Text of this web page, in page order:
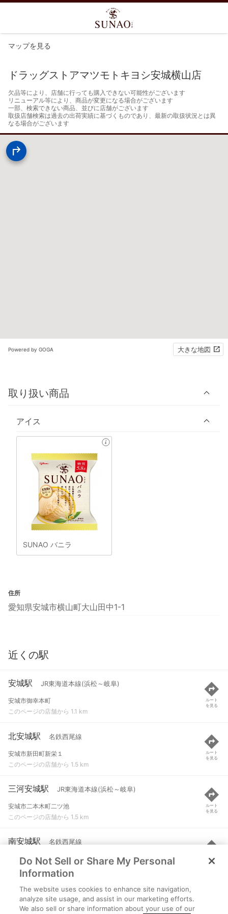
マップを見る
ドラッグストアマツモトキヨシ安城横山店
欠品等により、店舗に行っても購入できない可能性がございます
リニューアル等により、商品が変更になる場合がございます
一部、検索できない商品、並びに店舗がございます
取扱店舗検索は過去の出荷実績に基づくものであり、最新の取扱状況とは異
なる場合がございます
Powered by GOGA 大きな地図
取り扱い商品
アイス
SUNAO バニラ
住所
愛知県安城市横山町大山田中1-1
近くの駅
安城駅 JR東海道本線(浜松～岐阜)
安城市御幸本町
このページの店舗から 1.1 km
ルート
を見る
北安城駅 名鉄西尾線
安城市新田町新栄１
このページの店舗から 1.5 km
ルート
を見る
三河安城駅 JR東海道本線(浜松～岐阜)
安城市二本木町二ツ池
このページの店舗から 1.5 km
ルート
を見る
南安城駅 名鉄西尾線
安城市的場４１-２
このページの店舗から 1.9 km
ルート
を見る
新安城駅 名鉄名古屋本線 など
安城市東栄町１丁目
Do Not Sell or Share My Personal
Information
The website uses cookies to enhance site navigation,
analyze site usage, and assist in our marketing efforts.
We also sell or share information about your use of our